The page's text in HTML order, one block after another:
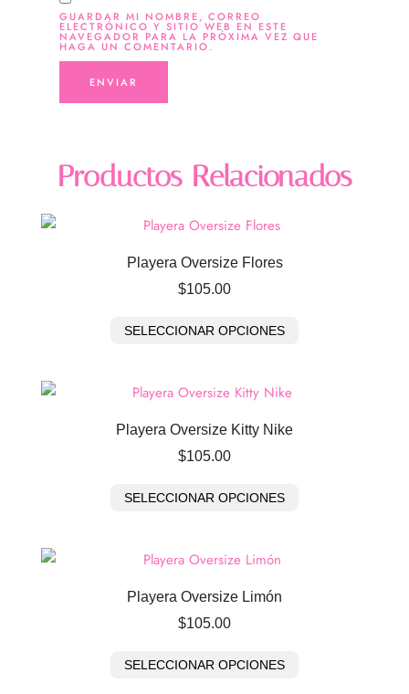
GUARDAR MI NOMBRE, CORREO
ELECTRÓNICO Y SITIO WEB EN ESTE
NAVEGADOR PARA LA PRÓXIMA VEZ QUE
HAGA UN COMENTARIO.
Productos Relacionados
Playera Oversize Flores
$105.00
SELECCIONAR OPCIONES
Playera Oversize Kitty Nike
$105.00
SELECCIONAR OPCIONES
Playera Oversize Limón
$105.00
SELECCIONAR OPCIONES